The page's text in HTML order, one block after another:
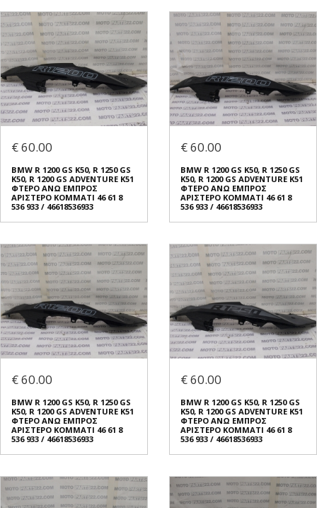
€ 60.00
BMW R 1200 GS K50, R 1250 GS
K50, R 1200 GS ADVENTURE K51
ΦΤΕΡO ΑΝΩ ΕΜΠΡΟΣ
ΑΡΙΣΤΕΡΟ ΚΟΜΜΑΤΙ 46 61 8
536 933 / 46618536933
€ 60.00
BMW R 1200 GS K50, R 1250 GS
K50, R 1200 GS ADVENTURE K51
ΦΤΕΡO ΑΝΩ ΕΜΠΡΟΣ
ΑΡΙΣΤΕΡΟ ΚΟΜΜΑΤΙ 46 61 8
536 933 / 46618536933
€ 60.00
BMW R 1200 GS K50, R 1250 GS
K50, R 1200 GS ADVENTURE K51
ΦΤΕΡO ΑΝΩ ΕΜΠΡΟΣ
ΑΡΙΣΤΕΡΟ ΚΟΜΜΑΤΙ 46 61 8
536 933 / 46618536933
€ 60.00
BMW R 1200 GS K50, R 1250 GS
K50, R 1200 GS ADVENTURE K51
ΦΤΕΡO ΑΝΩ ΕΜΠΡΟΣ
ΑΡΙΣΤΕΡΟ ΚΟΜΜΑΤΙ 46 61 8
536 933 / 46618536933